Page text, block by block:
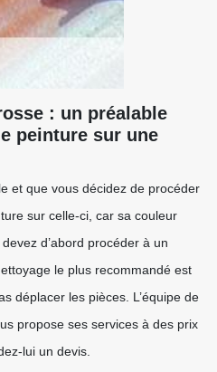
: un préalable
peinture sur une
et que vous décidez de procéder
sur celle-ci, car sa couleur
d’abord procéder à un
le plus recommandé est
déplacer les pièces. L’équipe de
propose ses services à des prix
lui un devis.